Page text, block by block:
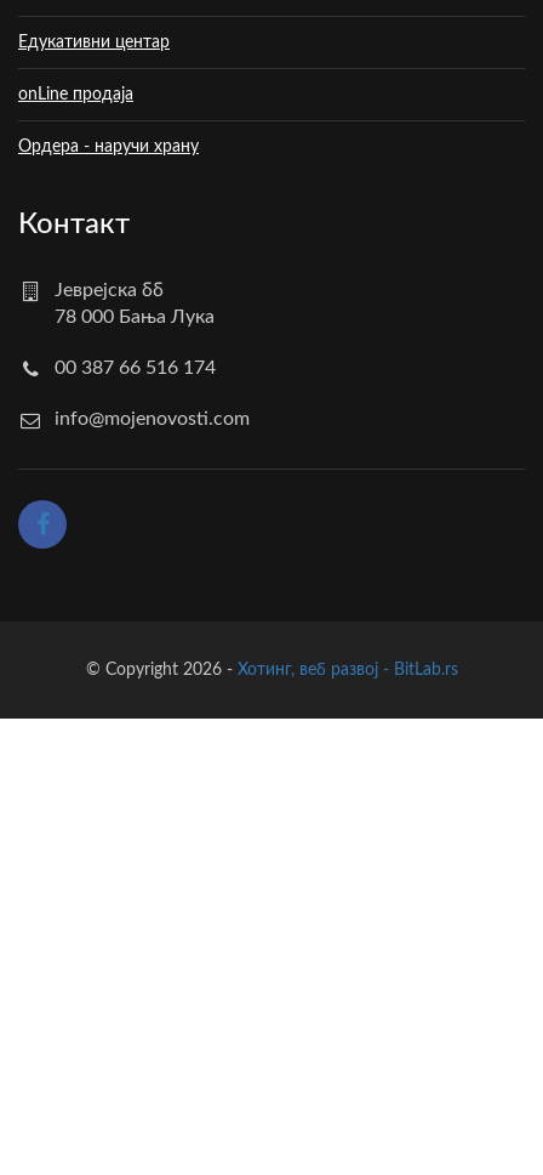
Едукативни центар
onLine продаја
Ордера - наручи храну
Контакт
Јеврејска бб
78 000 Бања Лука
00 387 66 516 174
info@mojenovosti.com
© Copyright 2026 - Хотинг, веб развој - BitLab.rs